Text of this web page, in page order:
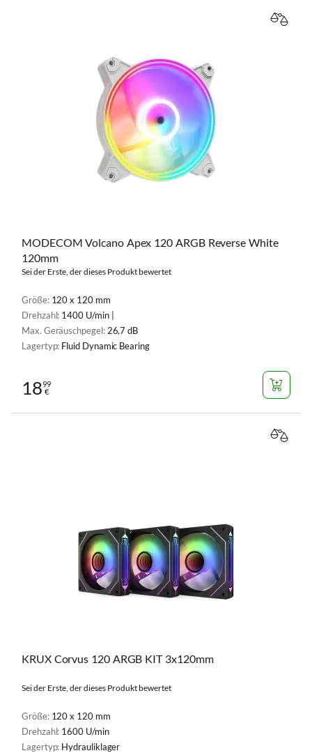
MODECOM Volcano Apex 120 ARGB Reverse White
120mm
Sei der Erste, der dieses Produkt bewertet
Größe: 120 x 120 mm
Drehzahl: 1400 U/min |
Max. Geräuschpegel: 26,7 dB
Lagertyp: Fluid Dynamic Bearing
1899
€
KRUX Corvus 120 ARGB KIT 3x120mm
Sei der Erste, der dieses Produkt bewertet
Größe: 120 x 120 mm
Drehzahl: 1600 U/min
Lagertyp: Hydrauliklager